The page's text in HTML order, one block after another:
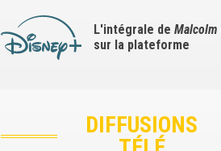
L'intégrale de Malcolm
sur la plateforme
DIFFUSIONS